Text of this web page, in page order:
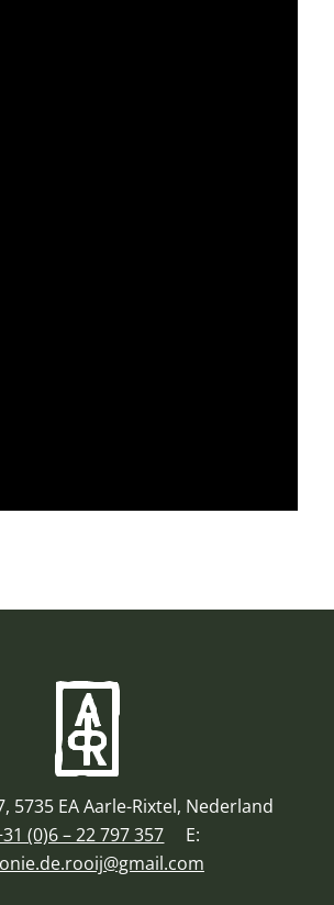
5735 EA Aarle-Rixtel, Nederland
(0)6 – 22 797 357 E: